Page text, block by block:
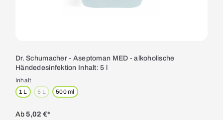
Dr. Schumacher - Aseptoman MED - alkoholische
Händedesinfektion Inhalt: 5 l
Inhalt
1 L
5 L(Diese Option ist zurzeit nicht verfügbar.)
500 ml
Ab5,02 €*